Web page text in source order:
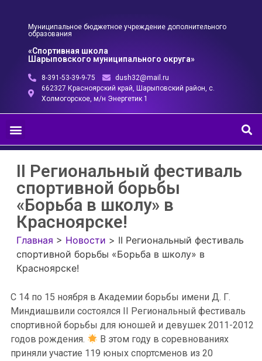
Муниципальное бюджетное учреждение дополнительного
образования
«Спортивная школа
Шарыповского муниципального округа»
8-391-53-39-9-75
dush32@mail.ru
662327 Красноярский край, Шарыповский район, с.
Холмогорское, м/н Энергетик 1
II Региональный фестиваль
спортивной борьбы
«Борьба в школу» в
Красноярске!
Главная > Новости > II Региональный фестиваль
спортивной борьбы «Борьба в школу» в
Красноярске!
С 14 по 15 ноября в Академии борьбы имени Д. Г.
Миндиашвили состоялся II Региональный фестиваль
спортивной борьбы для юношей и девушек 2011-2012
годов рождения.
В этом году в соревнованиях
приняли участие 119 юных спортсменов из 20